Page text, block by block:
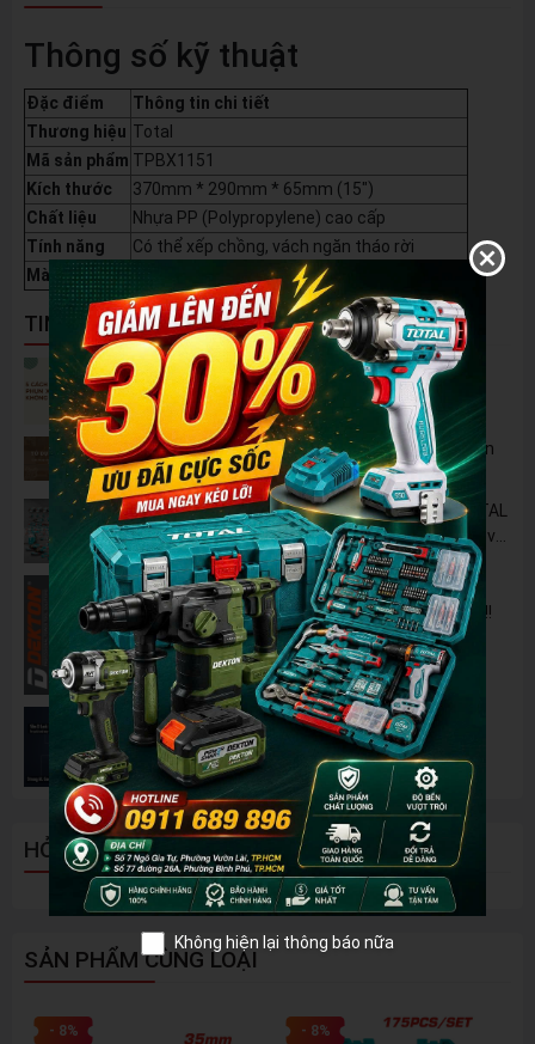
Thông số kỹ thuật
Đặc điểm
Thông tin chi tiết
Thương hiệu Total
Mã sản phẩm TPBX1151
Kích thước
370mm * 290mm * 65mm (15")
Chất liệu
Nhựa PP (Polypropylene) cao cấp
Tính năng
Có thể xếp chồng, vách ngăn tháo rời
Màu sắc
Xanh Teal đặc trưng Total + Nắp trong suốt
TIN NỔI BẬT
5 Cách Tận Dụng Máy Phun Xịt Áp Lực Cao
Không Chỉ Để Rửa Xe
Tủ Dụng Cụ CSPS: Giải Pháp Sắp Xếp Chuyên
Nghiệp Cho Mọi Xưởng Cơ Khí
🔋 Đột Phá Công Nghệ: Pin Lithium 42V TOTAL
B42M – Giải Pháp Thay Thế Máy Dùng Điện và
Nhiên Liệu
Pin 2Ah Chân Phổ Thông Dekton M21-
B2065PLUS - GỌN NHẸ, TIỆN LỢI đã về hàng!!!
Đánh Giá 2 Mẫu Máy Mài WORKPRO Giá Rẻ
Đáng Mua Nhất Hiện Nay
HỎI ĐÁP - BÌNH LUẬN
SẢN PHẨM CÙNG LOẠI
- 8% - 8%
Không hiện lại thông báo nữa